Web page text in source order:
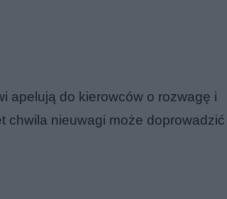
apelują do kierowców o rozwagę i
chwila nieuwagi może